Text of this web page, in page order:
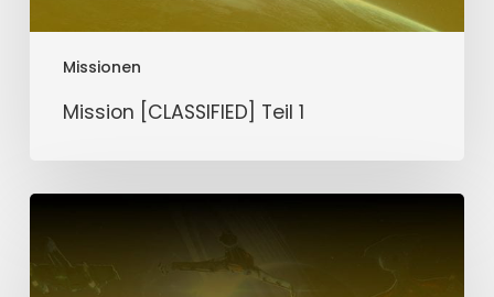
Missionen
Mission [CLASSIFIED] Teil 1
Mission
Narbe
Teil